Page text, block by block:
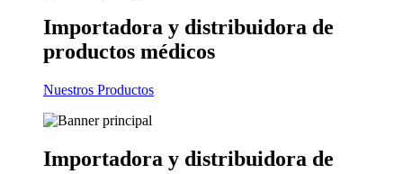
Importadora y distribuidora de
productos médicos
Nuestros Productos
Importadora y distribuidora de